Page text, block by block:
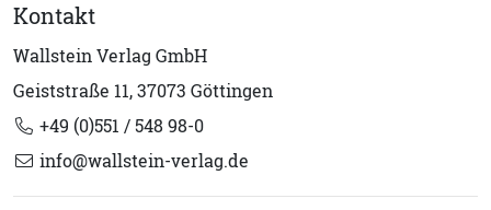
Kontakt
Wallstein Verlag GmbH
Geiststraße 11, 37073 Göttingen
+49 (0)551 / 548 98-0
info@wallstein-verlag.de